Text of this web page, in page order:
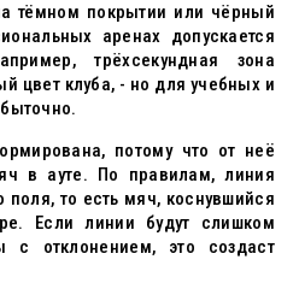
тёмном покрытии или чёрный
аренах допускается
трёхсекундная зона
цвет клуба, - но для учебных и
потому что от неё
в аутe. По правилам, линия
поля, то есть мяч, коснувшийся
Если линии будут слишком
с отклонением, это создаст